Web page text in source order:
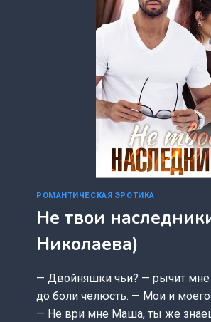
РОМАНТИЧЕСКАЯ ЭРОТИКА
Не твои
Николаева)
— Двойняшки чьи? — рычит мне
до боли челюсть. — Мои и
— Не ври мне Маша, ты же